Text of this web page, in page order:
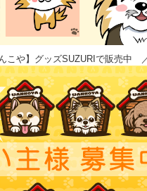
こや】グッズSUZURIで販売中